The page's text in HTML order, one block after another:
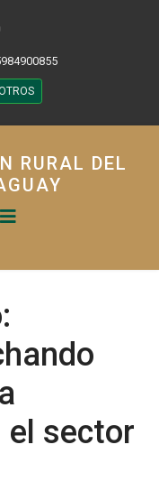
RURAL DEL
el sector